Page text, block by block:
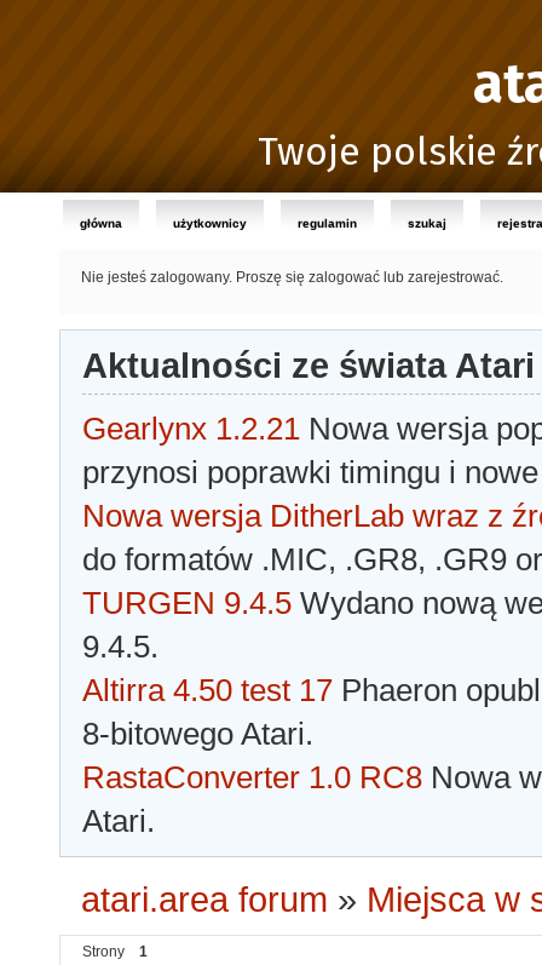
Twoje polskie
główna użytkownicy regulamin szukaj
Nie jesteś zalogowany. Proszę się zalogować lub zarejestrować.
Aktualności ze świata Atari
Gearlynx 1.2.21 Nowa wersja
przynosi poprawki timingu i
Nowa wersja DitherLab wraz z
do formatów .MIC, .GR8, .GR9
TURGEN 9.4.5 Wydano nową
9.4.5.
Altirra 4.50 test 17 Phaeron
8-bitowego Atari.
RastaConverter 1.0 RC8 Nowa
Atari.
atari.area forum » Miejsca w
Strony 1